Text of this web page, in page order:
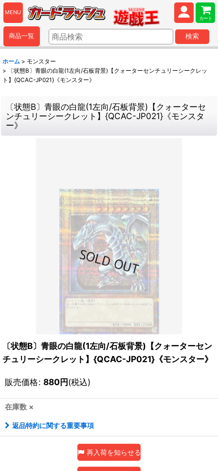
MENU
カート
商品一覧 検索
ホーム > モンスター
>
〔状態B〕青眼の白龍(1左向/石板背景)【クォーターセンチュリーシークレッ
ト】{QCAC-JP021}《モンスター》
〔状態B〕青眼の白龍(1左向/石板背景)【クォーターセ
ンチュリーシークレット】{QCAC-JP021}《モンスタ
ー》
〔状態B〕青眼の白龍(1左向/石板背景)【クォーターセン
チュリーシークレット】{QCAC-JP021}《モンスター》
販売価格: 880円(税込)
在庫数 ×
返品特約に関する重要事項
再入荷を知らせる